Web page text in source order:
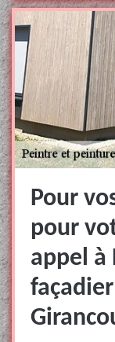
Pour
pour
appel à